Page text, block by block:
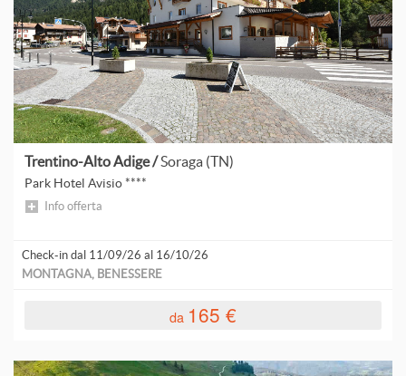
Trentino-Alto Adige /Soraga (TN)
Park Hotel Avisio ****
Info offerta
Check-in dal 11/09/26 al 16/10/26
MONTAGNA, BENESSERE
da 165 €